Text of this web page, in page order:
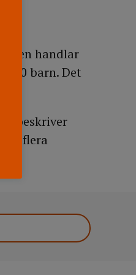
handlar
10 barn. Det
beskriver
flera